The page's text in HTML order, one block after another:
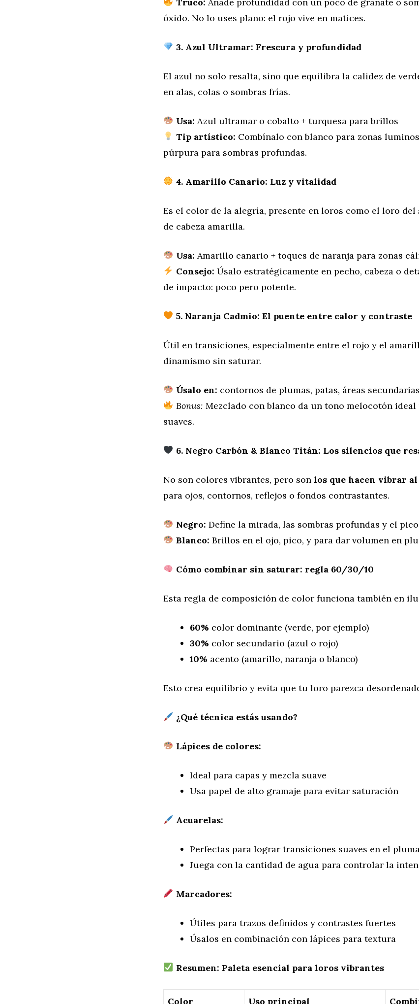
óxido. No lo uses plano: el rojo vive en matices.
3. Azul Ultramar: Frescura y profundidad
El azul no solo resalta, sino que equilibra la calidez de
en alas, colas o sombras frías.
Usa: Azul ultramar o cobalto + turquesa para brillos
Tip artístico: Combínalo con blanco para zonas
púrpura para sombras profundas.
4. Amarillo Canario: Luz y vitalidad
Es el color de la alegría, presente en loros como el loro del
de cabeza amarilla.
Usa: Amarillo canario + toques de naranja para zonas
Consejo: Úsalo estratégicamente en pecho, cabeza o
de impacto: poco pero potente.
5. Naranja Cadmio: El puente entre calor y contraste
Útil en transiciones, especialmente entre el rojo y el
dinamismo sin saturar.
Úsalo en: contornos de plumas, patas, áreas secundarias
Bonus: Mezclado con blanco da un tono melocotón ideal
suaves.
6. Negro Carbón & Blanco Titán: Los silencios que
No son colores vibrantes, pero son los que hacen vibrar
para ojos, contornos, reflejos o fondos contrastantes.
Negro: Define la mirada, las sombras profundas y el pico
Blanco: Brillos en el ojo, pico, y para dar volumen en
Cómo combinar sin saturar: regla 60/30/10
Esta regla de composición de color funciona también en
60% color dominante (verde, por ejemplo)
30% color secundario (azul o rojo)
10% acento (amarillo, naranja o blanco)
Esto crea equilibrio y evita que tu loro parezca
¿Qué técnica estás usando?
Lápices de colores:
Ideal para capas y mezcla suave
Usa papel de alto gramaje para evitar saturación
Acuarelas:
Perfectas para lograr transiciones suaves en el
Juega con la cantidad de agua para controlar la
Marcadores:
Útiles para trazos definidos y contrastes fuertes
Úsalos en combinación con lápices para textura
Resumen: Paleta esencial para loros vibrantes
Color Uso principal